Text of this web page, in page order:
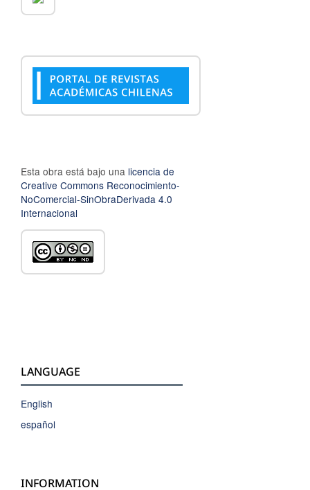
Esta obra está bajo una licencia de
Creative Commons Reconocimiento-
NoComercial-SinObraDerivada 4.0
Internacional
LANGUAGE
English
español
INFORMATION